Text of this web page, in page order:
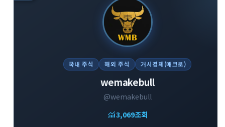
국내 주식 해외 주식 거시경제(매크로)
wemakebull
@wemakebull
monitoring3,069조회